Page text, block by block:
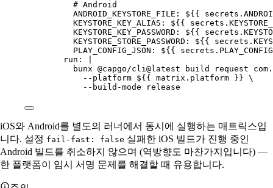
# Android
ANDROID_KEYSTORE_FILE : ${{
KEYSTORE_KEY_ALIAS : ${{
KEYSTORE_KEY_PASSWORD : ${{
KEYSTORE_STORE_PASSWORD : ${{
PLAY_CONFIG_JSON : ${{
run :
bunx @capgo/cli@latest build request
--platform ${{ matrix.platform }} \
--build-mode release
iOS와 Android를 별도의 러너에서 동시에 실행하는 매트릭스입
니다. 설정 fail-fast: false 실패한 iOS 빌드가 진행 중인
Android 빌드를 취소하지 않으며 (역방향도 마찬가지입니다) —
한 플랫폼이 임시 서명 문제를 해결할 때 유용합니다.